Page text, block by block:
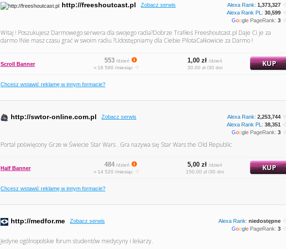
http://freeshoutcast.pl Zobacz serwis Alexa Rank: 1,373,327
Alexa Rank PL: 30,599
Google PageRank: 3
Witaj ! Poszukujesz Darmowego serwera dla swojego radia?Dobrze Trafiłeś Freeshoutcast.pl Daje Ci je za
darmo !Nie masz czasu grać w swoim radiu ?Udostępniamy dla Ciebie PilotaCałkowicie za Darmo !
Scroll Banner 553 /dzień
≈ 16 590 /miesiąc
1,00 zł /dzień
30,00 zł /30 dni
KUP
Chcesz wstawić reklamę w innym formacie?
http://swtor-online.com.pl Zobacz serwis Alexa Rank: 2,253,744
Alexa Rank PL: 38,351
Google PageRank: 3
Portal poświęcony Grze w Świecie Star Wars . Gra nazywa się Star Wars the Old Republic
Half Banner 484 /dzień
≈ 14 520 /miesiąc
5,00 zł /dzień
150,00 zł /30 dni
KUP
Chcesz wstawić reklamę w innym formacie?
http://medfor.me Zobacz serwis Alexa Rank: niedostępne
Google PageRank: 3
Jedyne ogólnopolskie forum studentów medycyny i lekarzy.